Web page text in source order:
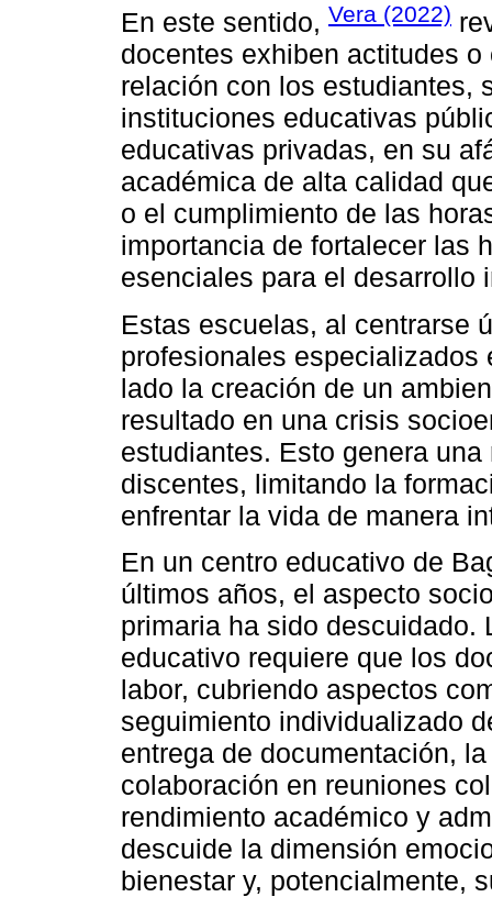
En este sentido, Vera (2022)
docentes exhiben actitudes
relación con los estudiantes,
instituciones educativas
educativas privadas, en su
académica de alta calidad
o el cumplimiento de las
importancia de fortalecer las
esenciales para el desarrollo
Estas escuelas, al centrarse
profesionales
lado la creación de un
resultado en una crisis
estudiantes. Esto genera
discentes, limitando la
enfrentar la vida de manera
En un centro educativo de
últimos años, el aspecto
primaria ha sido descuidado.
educativo requiere que los
labor, cubriendo aspectos
seguimiento individualizado
entrega de documentación,
colaboración en reuniones
rendimiento académico y
descuide la dimensión
bienestar y, potencialmente,